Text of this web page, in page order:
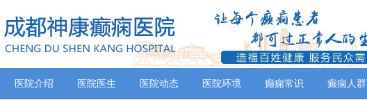
医院介绍 医院医生 医院动态 医院环境 癫痫常识 癫痫人群